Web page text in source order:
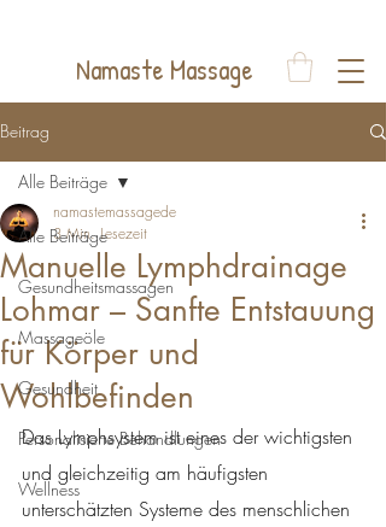
Namaste Massage
Beitrag
Alle Beiträge
Gesundheitsmassagen
Massageöle
Gesundheit
Personalisierte Behandlungen
Wellness
Alle Beiträge
Manuelle Lymphdrainage
Lohmar – Sanfte Entstauung
für Körper und
Wohlbefinden
namastemassagede
3 Min. Lesezeit
Das Lymphsystem ist eines der wichtigsten
und gleichzeitig am häufigsten
unterschätzten Systeme des menschlichen